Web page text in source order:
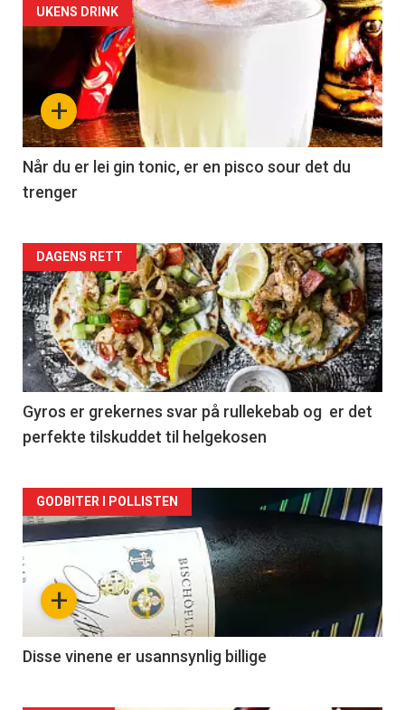
+
UKENS DRINK
Når du er lei gin tonic, er en pisco sour det du
trenger
Forsiden
akkurat
nå
-
2
DAGENS RETT
Gyros er grekernes svar på rullekebab og er det
perfekte tilskuddet til helgekosen
Forsiden
akkurat
nå
3
+
GODBITER I POLLISTEN
Disse vinene er usannsynlig billige